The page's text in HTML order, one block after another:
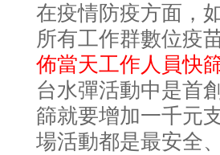
在疫情防疫方面，
所有工作群數位疫
佈當天工作人員快
台水彈活動中是首
篩就要增加一千元
場活動都是最安全